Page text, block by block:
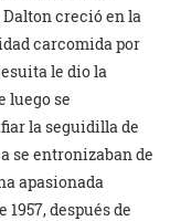
creció en la
carcomida por
le dio la
luego se
la seguidilla de
se entronizaban de
apasionada
después de